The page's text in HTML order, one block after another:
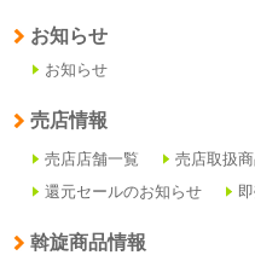
お知らせ
お知らせ
売店情報
売店店舗一覧 売店取扱
還元セールのお知らせ
斡旋商品情報